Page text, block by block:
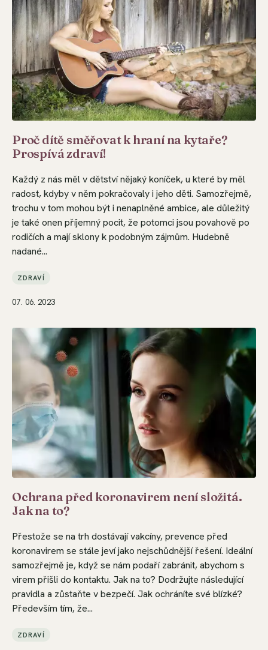
Proč dítě směřovat k hraní na kytaře?
Prospívá zdraví!
Každý z nás měl v dětství nějaký koníček, u které by měl
radost, kdyby v něm pokračovaly i jeho děti. Samozřejmě,
trochu v tom mohou být i nenaplněné ambice, ale důležitý
je také onen příjemný pocit, že potomci jsou povahově po
rodičích a mají sklony k podobným zájmům. Hudebně
nadané...
ZDRAVÍ
07. 06. 2023
Ochrana před koronavirem není složitá.
Jak na to?
Přestože se na trh dostávají vakcíny, prevence před
koronavirem se stále jeví jako nejschůdnější řešení. Ideální
samozřejmě je, když se nám podaří zabránit, abychom s
virem přišli do kontaktu. Jak na to? Dodržujte následující
pravidla a zůstaňte v bezpečí. Jak ochráníte své blízké?
Především tím, že...
ZDRAVÍ